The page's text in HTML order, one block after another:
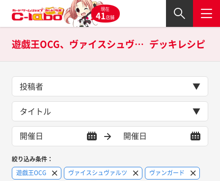
現在
41店舗
遊戯王OCG、ヴァイスシュヴァルツ、ヴァンガード、ウィクロス、Z/X、バトルスピリッツの デッキレシピ
投稿者
タイトル
絞り込み条件：
遊戯王OCG
ヴァイスシュヴァルツ
ヴァンガード